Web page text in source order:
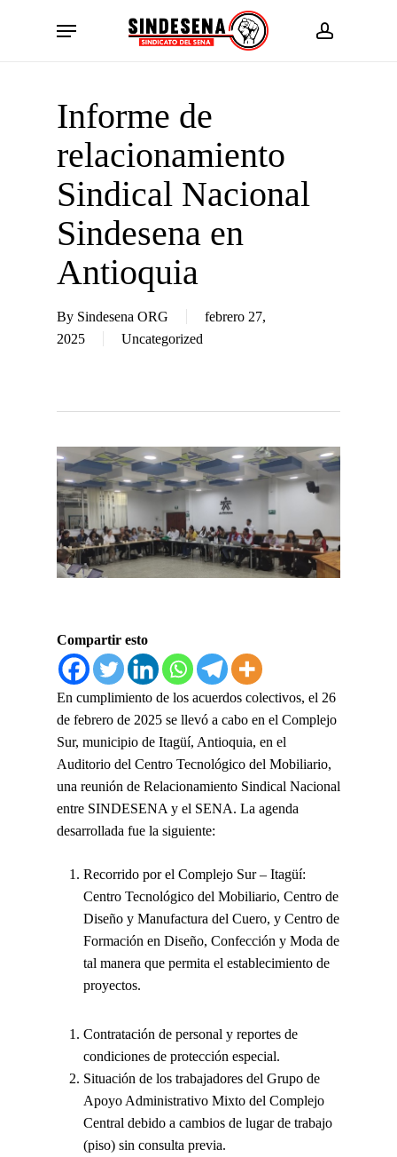
account
Menu
Informe de
relacionamiento
Sindical Nacional
Sindesena en
Antioquia
By Sindesena ORG
febrero 27,
2025
Uncategorized
Compartir esto
En cumplimiento de los acuerdos colectivos, el 26
de febrero de 2025 se llevó a cabo en el Complejo
Sur, municipio de Itagüí, Antioquia, en el
Auditorio del Centro Tecnológico del Mobiliario,
una reunión de Relacionamiento Sindical Nacional
entre SINDESENA y el SENA. La agenda
desarrollada fue la siguiente:
Recorrido por el Complejo Sur – Itagüí:
Centro Tecnológico del Mobiliario, Centro de
Diseño y Manufactura del Cuero, y Centro de
Formación en Diseño, Confección y Moda de
tal manera que permita el establecimiento de
proyectos.
Contratación de personal y reportes de
condiciones de protección especial.
Situación de los trabajadores del Grupo de
Apoyo Administrativo Mixto del Complejo
Central debido a cambios de lugar de trabajo
(piso) sin consulta previa.